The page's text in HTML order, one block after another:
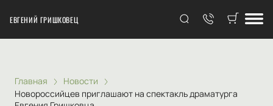
ЕВГЕНИЙ ГРИШКОВЕЦ
Главная
Новости
Новороссийцев приглашают на спектакль драматурга